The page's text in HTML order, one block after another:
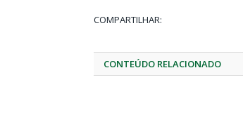
COMPARTILHAR:
CONTEÚDO RELACIONADO